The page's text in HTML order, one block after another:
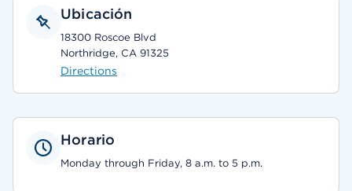
Ubicación
18300 Roscoe Blvd
Northridge, CA 91325
Directions
Horario
Monday through Friday, 8 a.m. to 5 p.m.